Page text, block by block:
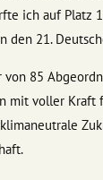
ich auf Platz
den 21.
von 85
mit voller Kraft